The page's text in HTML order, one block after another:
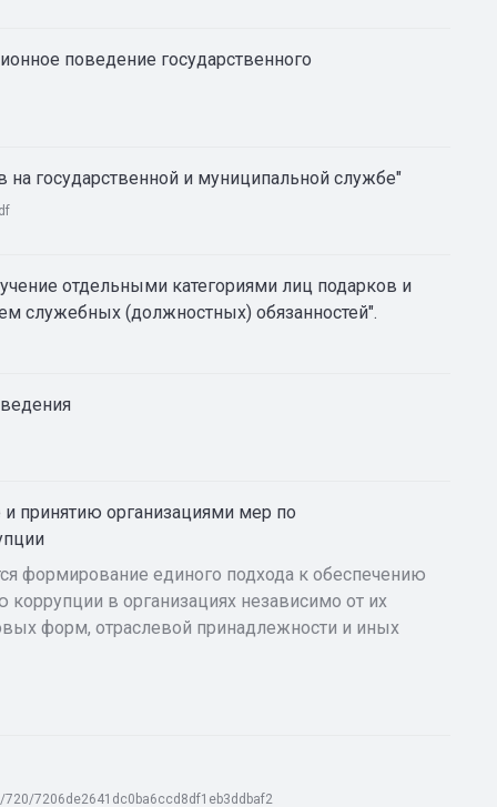
поведение государственного
государственной и муниципальной службе"
отдельными категориями лиц подарков и
служебных (должностных) обязанностей".
принятию организациями мер по
формирование единого подхода к обеспечению
в организациях независимо от их
форм, отраслевой принадлежности и иных
7206de2641dc0ba6ccd8df1eb3ddbaf2